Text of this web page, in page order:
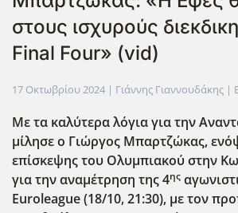
στους ισχυρούς
Final Four» (vid)
17 Οκτωβρίου 2024 | Γιάννης Γιαννουδάκης |
Με τα καλύτερα λόγια για την
μίλησε ο Γιώργος Μπαρτζώκας,
επίσκεψης του Ολυμπιακού στην
για την αναμέτρηση της 4ης
Euroleague(18/10, 21:30), με τον